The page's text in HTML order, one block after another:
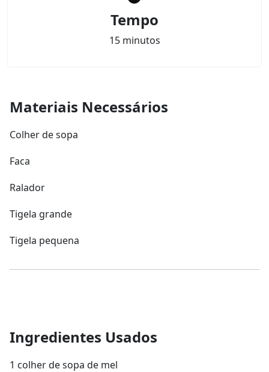
Tempo
15 minutos
Materiais Necessários
Colher de sopa
Faca
Ralador
Tigela grande
Tigela pequena
Ingredientes Usados
1 colher de sopa de mel